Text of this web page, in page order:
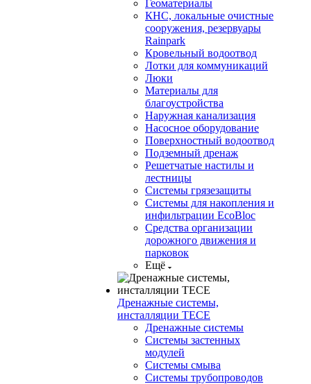
Геоматериалы
КНС, локальные очистные
сооружения, резервуары
Rainpark
Кровельный водоотвод
Лотки для коммуникаций
Люки
Материалы для
благоустройства
Наружная канализация
Насосное оборудование
Поверхностный водоотвод
Подземный дренаж
Решетчатые настилы и
лестницы
Системы грязезащиты
Системы для накопления и
инфильтрации EcoBloc
Средства организации
дорожного движения и
парковок
Ещё
Дренажные системы,
инсталляции TECE
Дренажные системы
Системы застенных
модулей
Системы смыва
Системы трубопроводов